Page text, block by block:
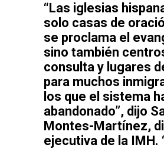
“Las iglesias
solo casas de
se proclama el
sino también
consulta y lugares
para muchos
los que el sistema
abandonado”, dijo
Montes-Martínez,
ejecutiva de la IMH.